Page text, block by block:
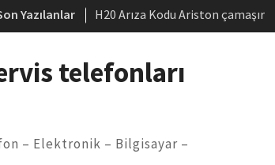
Yazılanlar
H20 Arıza Kodu Ariston çamaşır
makinesi Sorunu
Arçelik buzdolabı F5 Hatası Çözüm
Ferroli klima E3 Arızası Çözümü
telefonları
– Elektronik – Bilgisayar –